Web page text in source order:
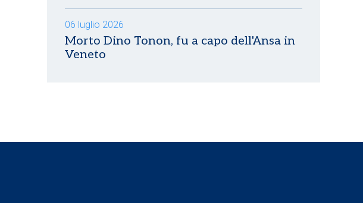
06 luglio 2026
Morto Dino Tonon, fu a capo dell'Ansa in
Veneto